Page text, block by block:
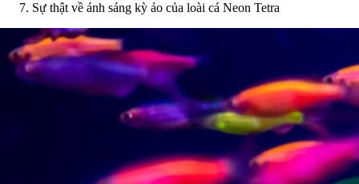
Sự thật về ánh sáng kỳ ảo của loài cá Neon Tetra